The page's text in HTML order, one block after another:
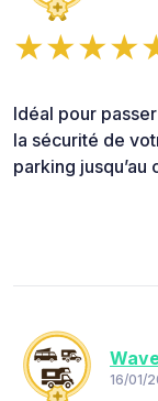
Idéal pour
la sécurité de
parking
16/01/